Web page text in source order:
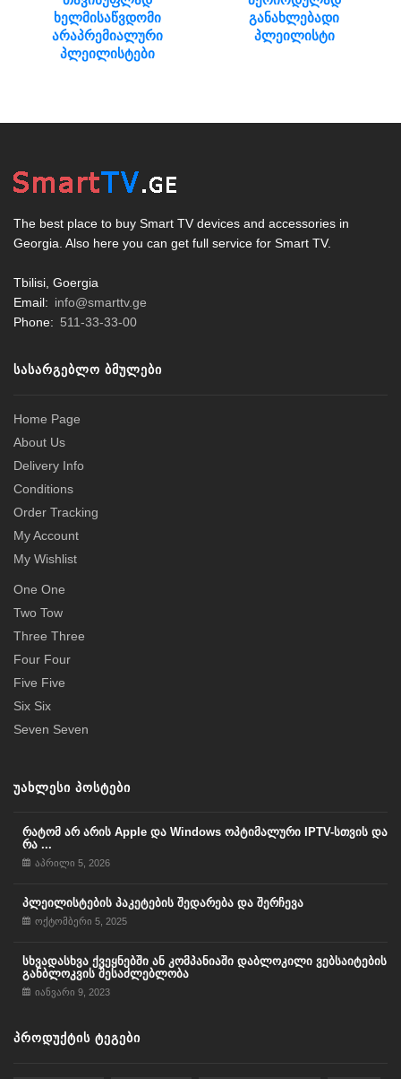
ᲮᲔᲚᲛᲘᲡᲐᲬᲕᲓᲝᲛᲘ
ᲐᲠᲐᲞᲠᲔᲛᲘᲐᲚᲣᲠᲘ
ᲞᲚᲔᲘᲚᲘᲡᲢᲔᲑᲘ
ᲒᲐᲜᲐᲮᲚᲔᲑᲐᲓᲘ
ᲞᲚᲔᲘᲚᲘᲡᲢᲘ
The best place to buy Smart TV devices and accessories in
Georgia. Also here you can get full service for Smart TV.
Tbilisi, Goergia
Email: info@smarttv.ge
Phone: 511-33-33-00
ᲡᲐᲡᲐᲠᲒᲔᲑᲚᲝ ᲑᲛᲣᲚᲔᲑᲘ
Home Page
About Us
Delivery Info
Conditions
Order Tracking
My Account
My Wishlist
One One
Two Tow
Three Three
Four Four
Five Five
Six Six
Seven Seven
ᲣᲐᲮᲚᲔᲡᲘ ᲞᲝᲡᲢᲔᲑᲘ
რატომ არ არის Apple და Windows ოპტიმალური IPTV-სთვის და
რა ...
აპრილი 5, 2026
პლეილისტების პაკეტების შედარება და შერჩევა
ოქტომბერი 5, 2025
სხვადასხვა ქვეყნებში ან კომპანიაში დაბლოკილი ვებსაიტების
განბლოკვის შესაძლებლობა
იანვარი 9, 2023
ᲞᲠᲝᲓᲣᲥᲢᲘᲡ ᲢᲔᲒᲔᲑᲘ